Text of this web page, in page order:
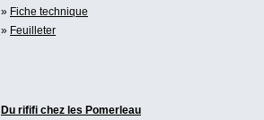
» Fiche technique
» Feuilleter
Du rififi chez les Pomerleau